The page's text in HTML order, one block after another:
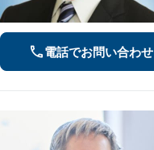
電話でお問い合わせ